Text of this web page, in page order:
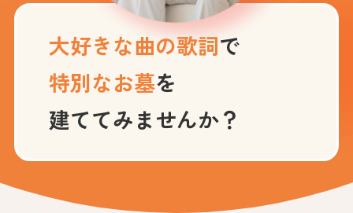
大好きな曲の歌詞で
特別なお墓を
建ててみませんか？